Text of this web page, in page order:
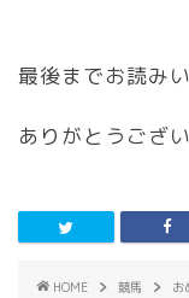
最後までお読み
ありがとうござ
HOME 競馬 お